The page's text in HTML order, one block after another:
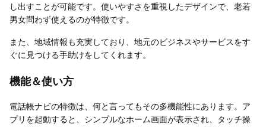
し出すことが可能です。使いやすさを重視したデザインで、老若
男女問わず使えるのが特徴です。
また、地域情報も充実しており、地元のビジネスやサービスをす
ぐに見つける手助けをしてくれます。
機能＆使い方
電話帳ナビの特徴は、何と言ってもその多機能性にあります。ア
プリを起動すると、シンプルなホーム画面が表示され、タッチ操